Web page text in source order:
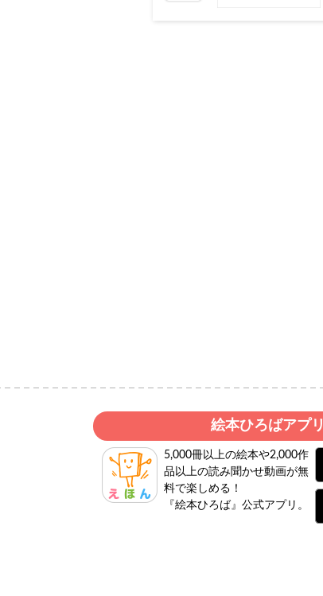
絵本ひろばアプリ
5,000冊以上の絵本や2,000作
品以上の読み聞かせ動画が無
料で楽しめる！
『絵本ひろば』公式アプリ。